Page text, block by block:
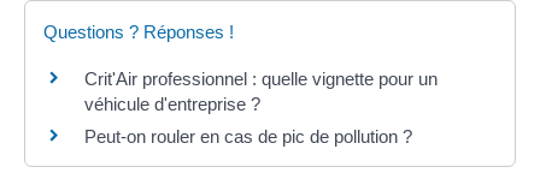
Questions ? Réponses !
Crit'Air professionnel : quelle vignette pour un
véhicule d'entreprise ?
Peut-on rouler en cas de pic de pollution ?